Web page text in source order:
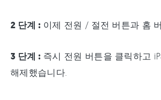
2 단계 : 이제 전원 / 절전 버튼과 홈
3 단계 : 즉시 전원 버튼을 클릭하고
해제했습니다.